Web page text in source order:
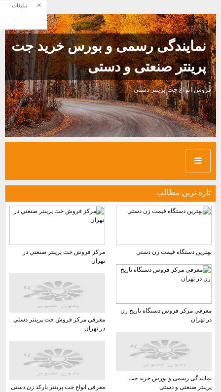
نمایندگی رسمی و بورس خرید جت
پرینتر صنعتی و دستی
فروش انواع جت پرینتر دستی
تازه ترين مطالب
بهترين دستگاه قيمت زن دستي
مركز فروش جت پرينتر صنعتي در
تهران
معرفي مركز فروش دستگاه تاريخ زن
در تهران
معرفي مركز فروش جت پرينتر دستي
در تهران
نمایندگی رسمی و بورس خرید جت
پرینتر صنعتی و دستی
معرفی انواع جت پرینتر بارکد زن دستی
تبلیغات